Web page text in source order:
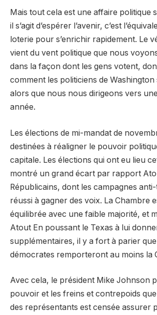
Mais tout cela est une affaire politique
il s’agit d’espérer l’avenir, c’est
loterie pour s’enrichir rapidement. Le
vient du vent politique que nous
dans la façon dont les gens votent,
comment les politiciens de
alors que nous nous dirigeons vers
année.
Les élections de mi-mandat de
destinées à réaligner le pouvoir
capitale. Les élections qui ont eu lieu
montré un grand écart par rapport
Républicains, dont les campagnes
réussi à gagner des voix. La Chambre
équilibrée avec une faible majorité, et
Atout En poussant le Texas à lui
supplémentaires, il y a fort à parier
démocrates remporteront au moins la
Avec cela, le président Mike Johnson
pouvoir et les freins et contrepoids
des représentants est censée assurer